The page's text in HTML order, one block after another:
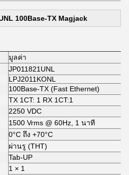
100Base-TX Magjack
มูลค่า
JP011821UNL
LPJ2011KONL
100Base-TX (Fast Ethernet)
TX 1CT: 1 RX 1CT:1
2250 VDC
1500 Vrms @ 60Hz, 1 นาที
0°C ถึง +70°C
ผ่านรู (THT)
Tab-UP
1 × 1